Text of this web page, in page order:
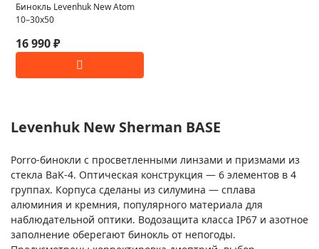
Бинокль Levenhuk New Atom
10–30x50
16 990 ₽
Levenhuk New Sherman BASE
Porro-бинокли с просветленными линзами и призмами из
стекла BaK-4. Оптическая конструкция — 6 элементов в 4
группах. Корпуса сделаны из силумина — сплава
алюминия и кремния, популярного материала для
наблюдательной оптики. Водозащита класса IP67 и азотное
заполнение оберегают бинокль от непогоды.